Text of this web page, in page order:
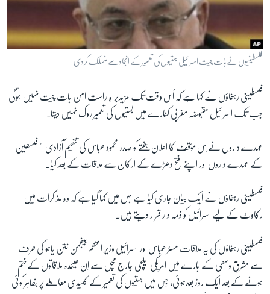
آزادیٔ صحافت
سائنس و ٹیکنالوجی
دلچسپ و عجیب
ویڈیوز
اسپیشل کوریج
Learning English
FOLLOW US
فلسطینیوں نےبات چیت اسرائیلی بستیوں کی تعمیر کے انجمادسے منسلک کردی
فلسطینی رہنماؤں نے کہا ہے کہ اُس وقت تک مزیدبراہِ راست امن بات چیت نہیں ہوگی
جب تک اسرائیل مقبوضہ مغربی کنارے میں بستیوں کی تعمیر روک نہیں دیتا۔
عہدے داروں نےاِس مؤقف کا اعلان ہفتے کو صدر محمود عباس کی تنظیم آزادی ٴفلسطین
کے عہدے داروں اور اپنے فتح دھڑے کے ارکان سے ملاقات کے بعد کیا۔
فلسطینی رہنماؤں نے ایک بیان جاری کیا ہے جس میں کہا گیا ہے کہ وہ مذاکرات میں
رکاوٹ کے لیے اسرائیل کو ذمہ دار قرار دیتے ہیں۔
فلسطینی رہنماؤں کی یہ ملاقات مسٹر عباس اور اسرائیلی وزیرِ اعظم بینجمن نتن یاہو کی طرف
سے مشرقِ وسطیٰ کے بارے میں امریکی ایلچی جارج مچل سے اِن علیحدہ ملاقاتوں کےختم
ہونے کے بعد ایک روز بعدہوئی، جِس میں بستیوں کی تعمیر کے کلیدی معاملے پر بظاہر کوئی